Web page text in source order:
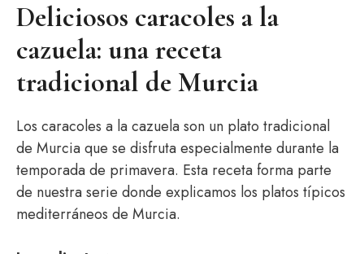
Deliciosos caracoles a la
cazuela: una receta
tradicional de Murcia
Los caracoles a la cazuela son un plato tradicional
de Murcia que se disfruta especialmente durante la
temporada de primavera. Esta receta forma parte
de nuestra serie donde explicamos los platos típicos
mediterráneos de Murcia.